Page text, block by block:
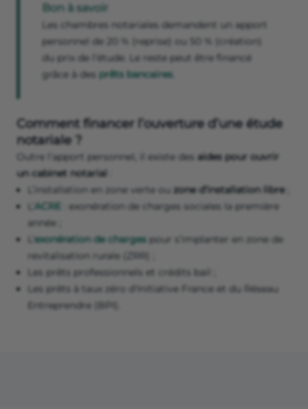
Bon à savoir
Les chambres notariales demandent un apport
personnel de 20 % (reprise) ou 50 % (création)
du prix de l’étude. Le reste peut être financé
grâce à des prêts bancaires.
Comment financer l’ouverture d’une étude
notariale ?
Outre l’apport personnel, il existe des aides pour ouvrir
un cabinet notarial
L’installation en zone verte ou zone d’installation libre;
ACRE
: exonération de charges sociales la première
année ;
exonération de charges pour s’implanter en zone de
revitalisation rurale (ZRR) ;
Les prêts professionnels et crédits bail ;
Les prêts à taux zéro d'Initiative France et du Réseau
Entreprendre (BPI).